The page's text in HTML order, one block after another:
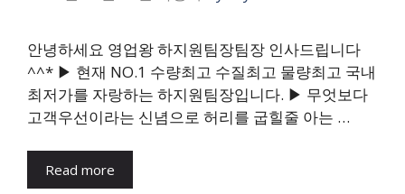
안녕하세요 영업왕 하지원팀장팀장 인사드립니다
^^* ▶ 현재 NO.1 수량최고 수질최고 물량최고 국내
최저가를 자랑하는 하지원팀장입니다. ▶ 무엇보다
고객우선이라는 신념으로 허리를 굽힐줄 아는 …
Read more